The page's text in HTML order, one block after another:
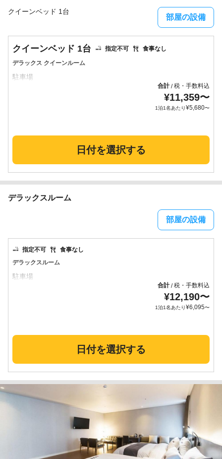
クイーンベッド 1台
部屋の設備
デラックス クイーンルーム
指定不可 食事なし
クイーンベッド 1台
合計/税・手数料込
¥11,359〜
1泊1名あたり¥5,680〜
日付を選択する
デラックスルーム
部屋の設備
デラックスルーム
指定不可 食事なし
合計/税・手数料込
¥12,190〜
1泊1名あたり¥6,095〜
日付を選択する